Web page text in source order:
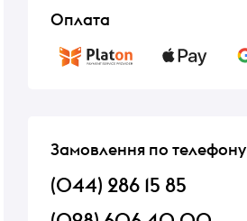
Оплата
Замовлення по телефону
(044) 286 15 85